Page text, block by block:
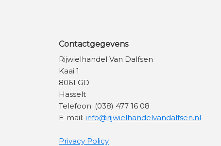
Contactgegevens
Rijwielhandel Van Dalfsen
Kaai 1
8061 GD
Hasselt
Telefoon: (038) 477 16 08
E-mail: info@rijwielhandelvandalfsen.nl
Privacy Policy